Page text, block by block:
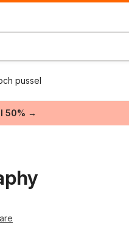
pussel
50% →